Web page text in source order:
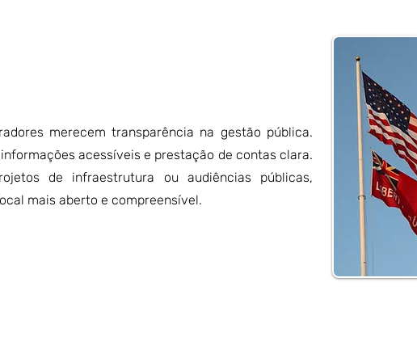
merecem transparência na gestão pública.
acessíveis e prestação de contas clara.
de infraestrutura ou audiências públicas,
mais aberto e compreensível.